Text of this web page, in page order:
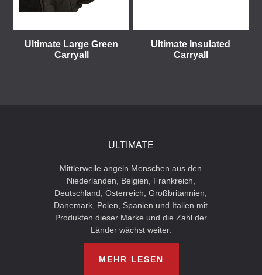
Ultimate Large Green
Carryall
Ultimate Insulated
Carryall
ULTIMATE
Mittlerweile angeln Menschen aus den
Niederlanden, Belgien, Frankreich,
Deutschland, Österreich, Großbritannien,
Dänemark, Polen, Spanien und Italien mit
Produkten dieser Marke und die Zahl der
Länder wächst weiter.
MEHR LESEN